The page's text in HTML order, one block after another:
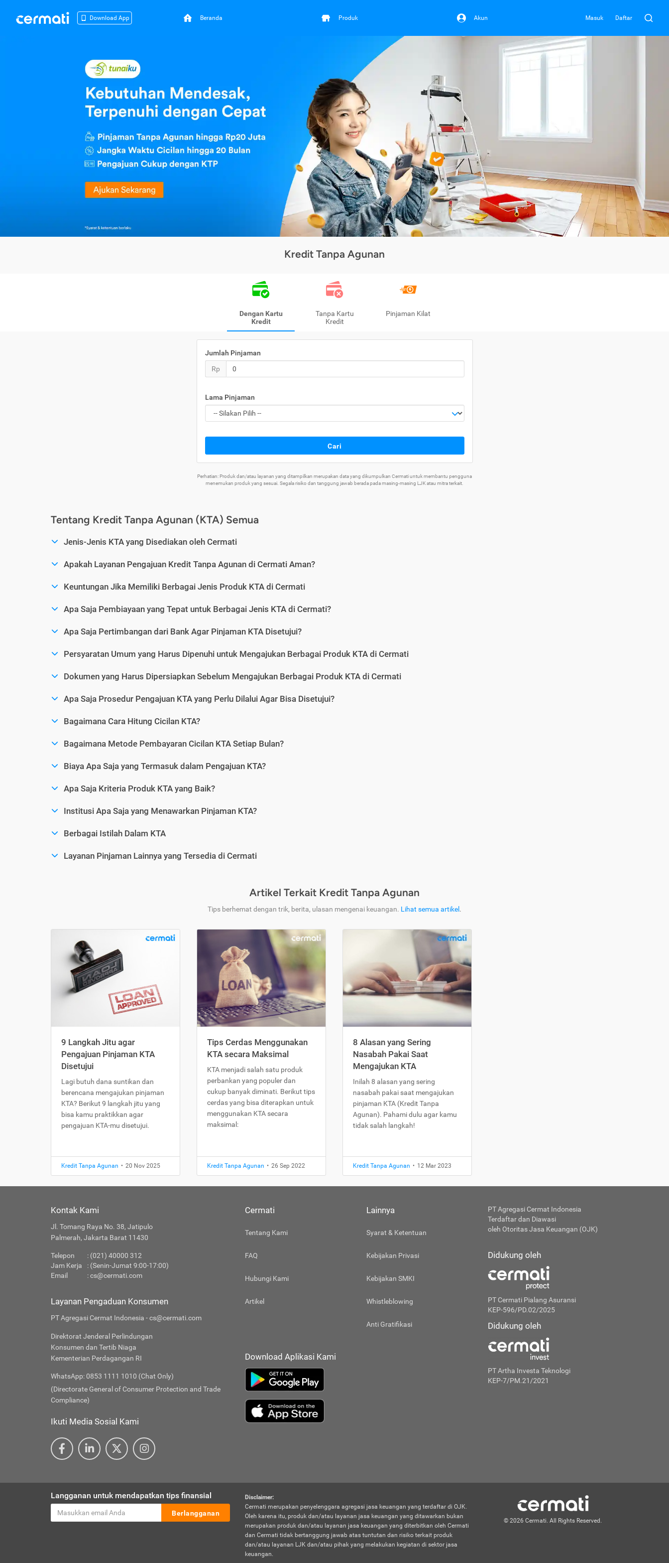
Download App Beranda Produk Akun Masuk Daftar
Kredit Tanpa Agunan
Dengan Kartu
Kredit
Tanpa Kartu
Kredit
Pinjaman Kilat
Jumlah Pinjaman
Rp
Lama Pinjaman
Cari
Perhatian: Produk dan/atau layanan yang ditampilkan merupakan data yang dikumpulkan Cermati untuk membantu pengguna
menemukan produk yang sesuai. Segala risiko dan tanggung jawab berada pada masing-masing LJK atau mitra terkait.
Tentang Kredit Tanpa Agunan (KTA) Semua
Jenis-Jenis KTA yang Disediakan oleh Cermati
Apakah Layanan Pengajuan Kredit Tanpa Agunan di Cermati Aman?
Keuntungan Jika Memiliki Berbagai Jenis Produk KTA di Cermati
Apa Saja Pembiayaan yang Tepat untuk Berbagai Jenis KTA di Cermati?
Apa Saja Pertimbangan dari Bank Agar Pinjaman KTA Disetujui?
Persyaratan Umum yang Harus Dipenuhi untuk Mengajukan Berbagai Produk KTA di Cermati
Dokumen yang Harus Dipersiapkan Sebelum Mengajukan Berbagai Produk KTA di Cermati
Apa Saja Prosedur Pengajuan KTA yang Perlu Dilalui Agar Bisa Disetujui?
Bagaimana Cara Hitung Cicilan KTA?
Bagaimana Metode Pembayaran Cicilan KTA Setiap Bulan?
Biaya Apa Saja yang Termasuk dalam Pengajuan KTA?
Apa Saja Kriteria Produk KTA yang Baik?
Institusi Apa Saja yang Menawarkan Pinjaman KTA?
Berbagai Istilah Dalam KTA
Layanan Pinjaman Lainnya yang Tersedia di Cermati
Artikel Terkait Kredit Tanpa Agunan
Tips berhemat dengan trik, berita, ulasan mengenai keuangan. Lihat semua artikel .
9 Langkah Jitu agar
Pengajuan Pinjaman KTA
Disetujui
Lagi butuh dana suntikan dan
berencana mengajukan pinjaman
KTA? Berikut 9 langkah jitu yang
bisa kamu praktikkan agar
pengajuan KTA-mu disetujui.
Kredit Tanpa Agunan • 20 Nov 2025
Tips Cerdas Menggunakan
KTA secara Maksimal
KTA menjadi salah satu produk
perbankan yang populer dan
cukup banyak diminati. Berikut tips
cerdas yang bisa diterapkan untuk
menggunakan KTA secara
maksimal:
Kredit Tanpa Agunan • 26 Sep 2022
8 Alasan yang Sering
Nasabah Pakai Saat
Mengajukan KTA
Inilah 8 alasan yang sering
nasabah pakai saat mengajukan
pinjaman KTA (Kredit Tanpa
Agunan). Pahami dulu agar kamu
tidak salah langkah!
Kredit Tanpa Agunan • 12 Mar 2023
Kontak Kami
Jl. Tomang Raya No. 38, Jatipulo
Palmerah, Jakarta Barat 11430
Telepon
: (021) 40000 312
Jam Kerja
: (Senin-Jumat 9:00-17:00)
Email
:cs@cermati.com
Layanan Pengaduan Konsumen
PT Agregasi Cermat Indonesia - cs@cermati.com
Direktorat Jenderal Perlindungan
Konsumen dan Tertib Niaga
Kementerian Perdagangan RI
WhatsApp: 0853 1111 1010 (Chat Only)
(Directorate General of Consumer Protection and Trade
Compliance)
Ikuti Media Sosial Kami
Cermati
Tentang Kami
FAQ
Hubungi Kami
Artikel
Lainnya
Syarat & Ketentuan
Kebijakan Privasi
Kebijakan SMKI
Whistleblowing
Anti Gratifikasi
Download Aplikasi Kami
PT Agregasi Cermat Indonesia
Terdaftar dan Diawasi
oleh Otoritas Jasa Keuangan (OJK)
Didukung oleh
PT Cermati Pialang Asuransi
KEP-596/PD.02/2025
Didukung oleh
PT Artha Investa Teknologi
KEP-7/PM.21/2021
Langganan untuk mendapatkan tips finansial
Berlangganan
Disclaimer:
Cermati merupakan penyelenggara agregasi jasa keuangan yang terdaftar di OJK.
Oleh karena itu, produk dan/atau layanan jasa keuangan yang ditawarkan bukan
merupakan produk dan/atau layanan jasa keuangan yang diterbitkan oleh Cermati
dan Cermati tidak bertanggung jawab atas tuntutan dan risiko terkait produk
dan/atau layanan LJK dan/atau pihak yang melakukan kegiatan di sektor jasa
keuangan.
© 2026 Cermati. All Rights Reserved.